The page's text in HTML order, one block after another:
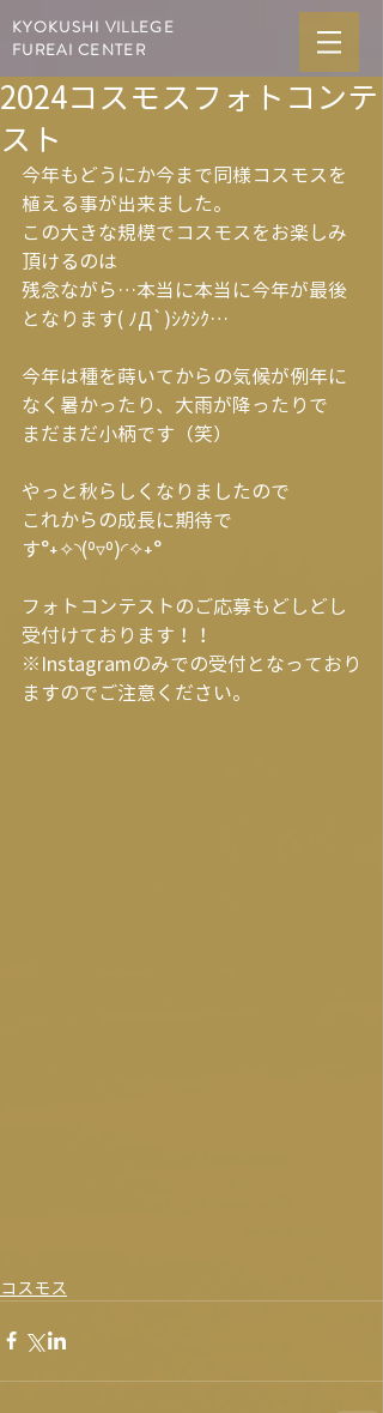
KYOKUSHI VILLEGE
FUREAI CENTER
2024コスモスフォトコンテ
スト
今年もどうにか今まで同様コスモスを
植える事が出来ました。
この大きな規模でコスモスをお楽しみ
頂けるのは
残念ながら…本当に本当に今年が最後
となります( ﾉД`)ｼｸｼｸ…
今年は種を蒔いてからの気候が例年に
なく暑かったり、大雨が降ったりで
まだまだ小柄です（笑）
やっと秋らしくなりましたので
これからの成長に期待で
す°˖✧◝(⁰▿⁰)◜✧˖°
フォトコンテストのご応募もどしどし
受付けております！！
※Instagramのみでの受付となっており
ますのでご注意ください。
コスモス